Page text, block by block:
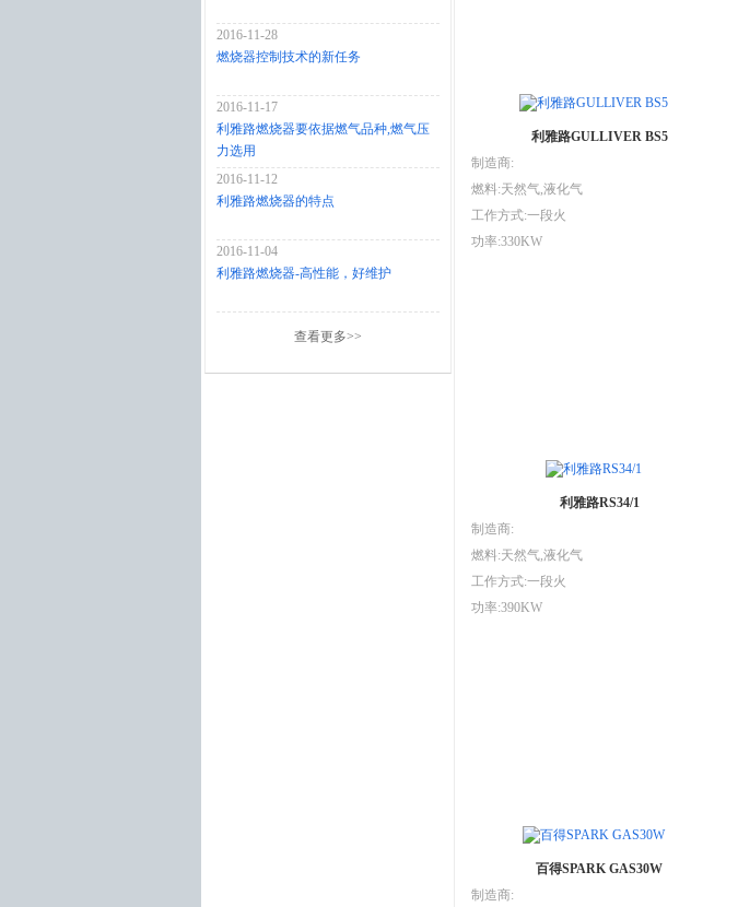
2016-11-28
燃烧器控制技术的新任务
2016-11-17
利雅路燃烧器要依据燃气品种,燃气压
力选用
2016-11-12
利雅路燃烧器的特点
2016-11-04
利雅路燃烧器-高性能，好维护
查看更多>>
利雅路GULLIVER BS5
制造商:
燃料:天然气,液化气
工作方式:一段火
功率:330KW
利雅路RS34/1
制造商:
燃料:天然气,液化气
工作方式:一段火
功率:390KW
百得SPARK GAS30W
制造商: